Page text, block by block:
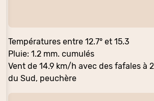
Températures entre 12.7° et 15.3
Pluie: 1.2 mm. cumulés
Vent de 14.9 km/h avec des fafales à
du Sud, peuchère